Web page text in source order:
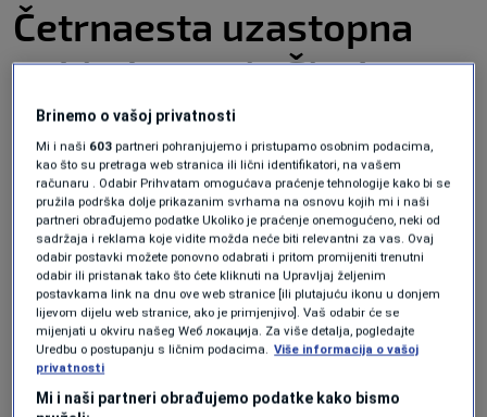
Četrnaesta uzastopna
pobjeda protiv Širokog
Brijega
Posebno impresivno zvuči podatak da je ovo
bila čak 14. uzastopna pobjeda Borca protiv
Širokog Brijega u međusobnim duelima.
Ekipa iz Banje Luke kontrolisala je igru tokom
većeg dijela utakmice i već od početka
pokazala više ambicije.
Brinemo o vašoj privatnosti
Mi i naši 603 partneri pohranjujemo i pristupamo osobnim podacima,
kao što su pretraga web stranica ili lični identifikatori, na vašem
računaru . Odabir Prihvatam omogućava praćenje tehnologije kako bi se
pružila podrška dolje prikazanim svrhama na osnovu kojih mi i naši
partneri obrađujemo podatke Ukoliko je praćenje onemogućeno, neki od
sadržaja i reklama koje vidite možda neće biti relevantni za vas. Ovaj
odabir postavki možete ponovno odabrati i pritom promijeniti trenutni
odabir ili pristanak tako što ćete kliknuti na Upravljaj željenim
postavkama link na dnu ove web stranice [ili plutajuću ikonu u donjem
lijevom dijelu web stranice, ako je primjenjivo]. Vaš odabir će se
mijenjati u okviru našeg Wеб локација. Za više detalja, pogledajte
Uredbu o postupanju s ličnim podacima. Više informacija o vašoj
privatnosti
Mi i naši partneri obrađujemo podatke kako bismo